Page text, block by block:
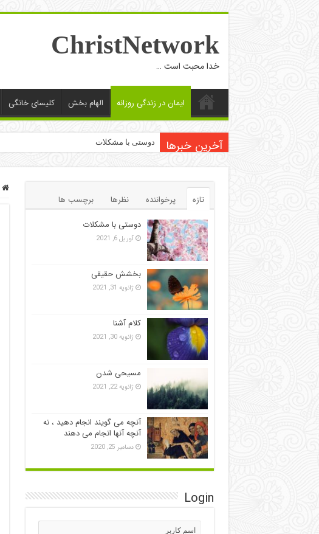
ChristNetwork
خدا محبت است …
ایمان در زندگی روزانه الهام بخش کلیسای خانگی
آخرین خبرها دوستی با مشکلات
تازه پرخواننده نظرها
برچسب ها
دوستی با مشکلات
آوریل 6, 2021
بخشش حقیقی
ژانویه 31, 2021
کلام آشنا
ژانویه 30, 2021
مسیحی شدن
ژانویه 22, 2021
آنچه می گویند انجام دهید ، نه
آنچه آنها انجام می دهند
دسامبر 25, 2020
Login